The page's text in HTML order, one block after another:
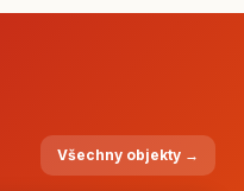
Všechny objekty →